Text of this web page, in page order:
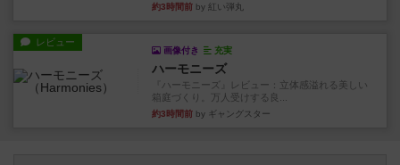
約3時間前 by 紅い弾丸
レビュー
画像付き 充実
ハーモニーズ
『ハーモニーズ』レビュー：立体感溢れる美しい
箱庭づくり。万人受けする良...
約3時間前 by ギャングスター